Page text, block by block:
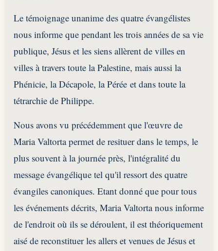
Le témoignage unanime des quatre évangélistes
nous informe que pendant les trois années de sa vie
publique, Jésus et les siens allèrent de villes en
villes à travers toute la Palestine, mais aussi la
Phénicie, la Décapole, la Pérée et dans toute la
tétrarchie de Philippe.
Nous avons vu précédemment que l'œuvre de
Maria Valtorta permet de resituer dans le temps, le
plus souvent à la journée près, l'intégralité du
message évangélique tel qu'il ressort des quatre
évangiles canoniques. Etant donné que pour tous
les événements décrits, Maria Valtorta nous informe
de l'endroit où ils se déroulent, il est théoriquement
aisé de reconstituer les allers et venues de Jésus et